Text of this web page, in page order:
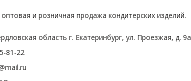
и розничная продажа кондитерских изделий.
область г. Екатеринбург, ул. Проезжая, д. 9а
81-22